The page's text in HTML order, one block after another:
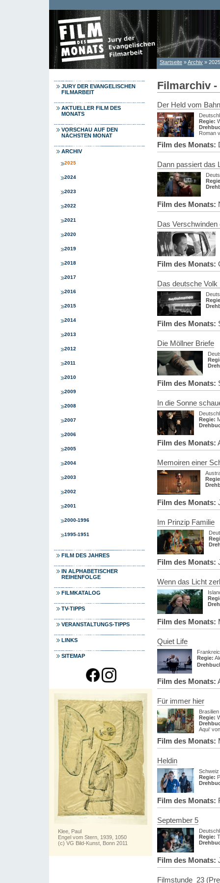
Sie sind hier
Startseite »Archiv » 2025
JURY DER EVANGELISCHEN
FILMARBEIT
AKTUELLER FILM DES
MONATS
VORSCHAU AUF DEN
NÄCHSTEN MONAT
ARCHIV
2025
2024
2023
2022
2021
2020
2019
2018
2017
2016
2015
2014
2013
2012
2011
2010
2009
2008
2007
2006
2005
2004
2003
2002
2001
2000-1996
1995-1951
FILM DES JAHRES
IN ALPHABETISCHER
REIHENFOLGE
FILMKATALOG
TV-TIPPS
VERANSTALTUNGS-TIPPS
LINKS
SITEMAP
Klee, Paul
Engel vom Stern, 1939, 1050
(c) VG Bild-Kunst, Bonn 2011
Filmarchiv -
Der Held vom
Regie:
Roman
Film des Monats:
Dann passiert das
Film des Monats:
Das
Film des Monats:
Das deutsche Volk
Film des Monats:
Die Möllner Briefe
Film des Monats:
In die Sonne
Regie:
Film des Monats:
Memoiren einer
Film des Monats:
Im Prinzip Familie
Film des Monats:
Wenn das Licht
Film des Monats:
Quiet Life
Regie:
Film des Monats:
Für immer hier
Regie:
Aqui‘
Film des Monats:
Heldin
Regie:
Film des Monats:
September 5
Regie:
Film des Monats:
Filmstunde_23